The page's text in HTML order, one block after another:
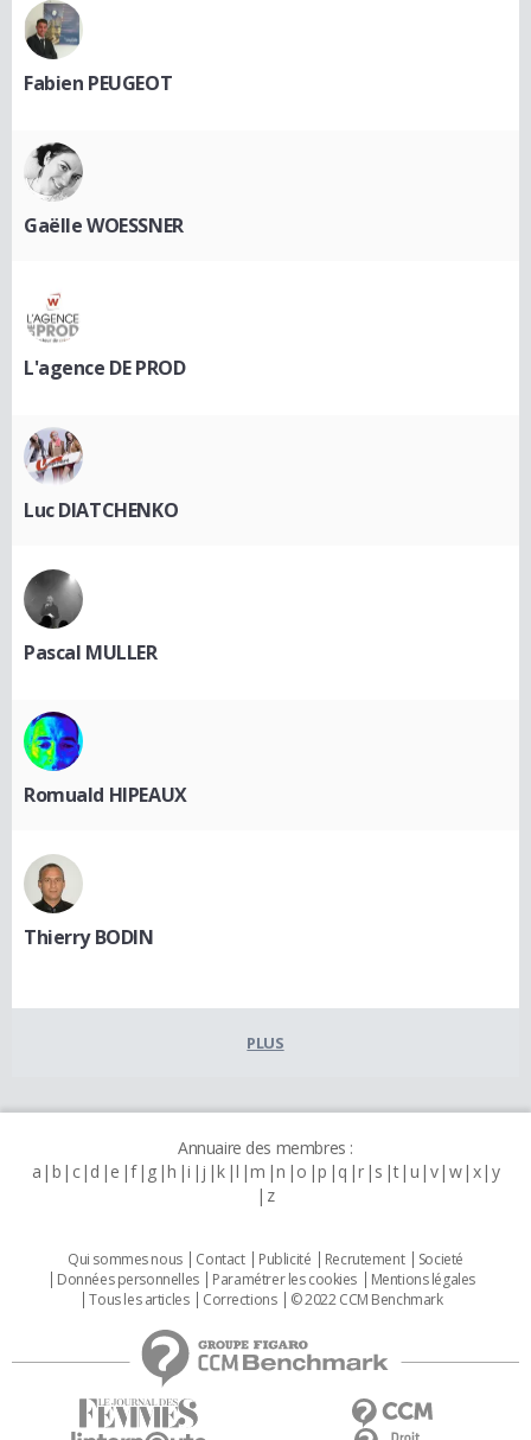
Fabien PEUGEOT
Gaëlle WOESSNER
L'agence DE PROD
Luc DIATCHENKO
Pascal MULLER
Romuald HIPEAUX
Thierry BODIN
PLUS
Annuaire des membres :
a b c d e f g h i j k l m n o p q r s t u v w x y
z
Qui sommes nous Contact Publicité Recrutement
Societé
Données personnelles
Paramétrer les cookies
Mentions légales
Tous les articles
Corrections © 2022 CCM Benchmark